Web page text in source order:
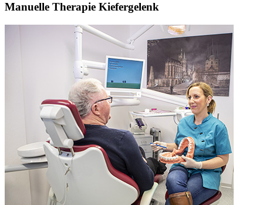
Manuelle Therapie Kiefergelenk